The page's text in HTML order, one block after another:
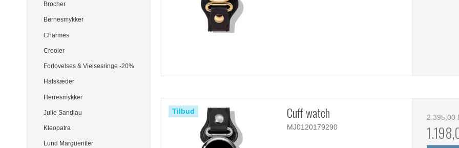
Brocher
Børnesmykker
Charmes
Creoler
Forlovelses & Vielsesringe -20%
Halskæder
Herresmykker
Julie Sandlau
Kleopatra
Lund Margueritter
Tilbud Cuff watch
MJ0120179290
2.395,00